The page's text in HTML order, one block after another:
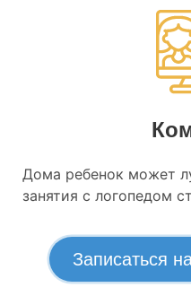
Дома ребенок может
занятия с логопедом
Записаться